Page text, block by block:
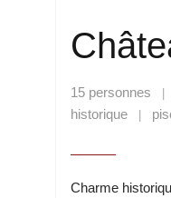
15 personnes
historique
Charme